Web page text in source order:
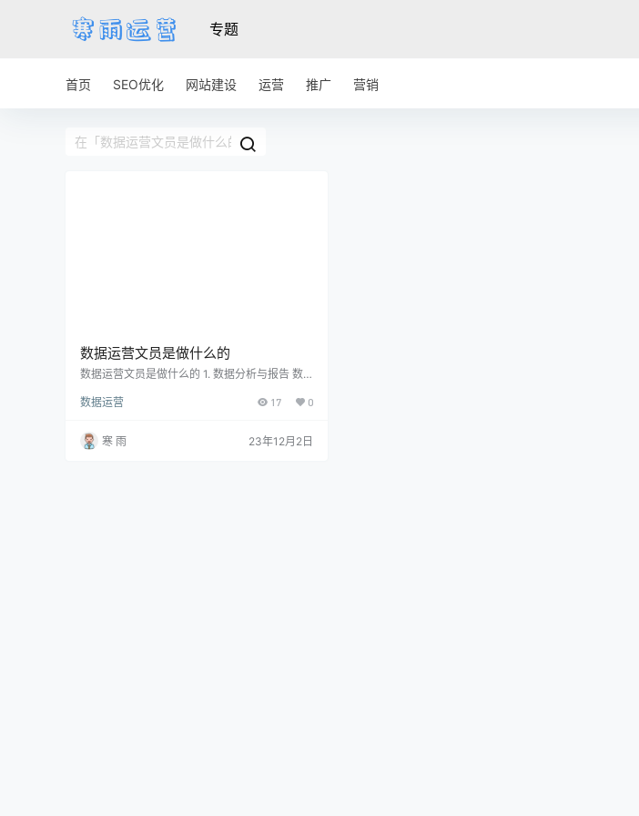
专题
首页 SEO优化 网站建设 运营 推广 营销
数据运营文员是做什么的
数据运营文员是做什么的 1. 数据分析与报告 数
通过对数据的深入挖掘，提供对业务决策的支
进行清洗和加工，生成可视化报告，帮助公司了
解业务现状和趋势，并提出相关的改善措施。 举
数据运营 17 0
寒 雨 23年12月2日